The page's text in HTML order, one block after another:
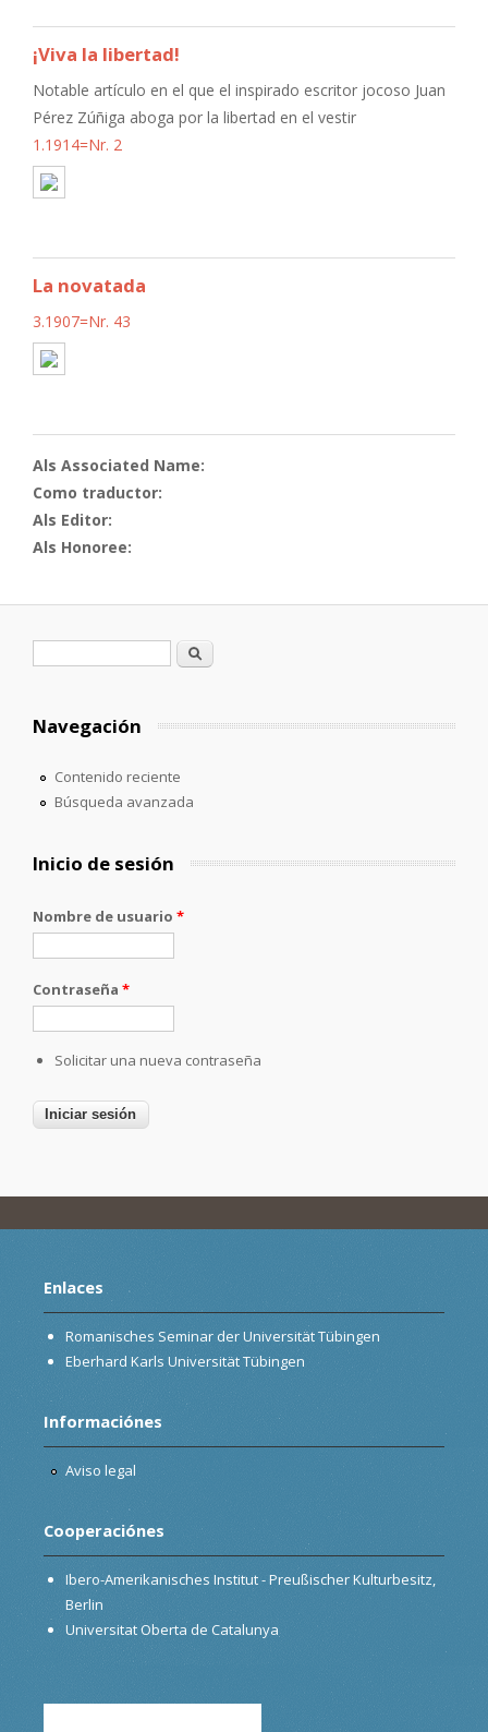
¡Viva la libertad!
Notable artículo en el que el inspirado escritor jocoso Juan
Pérez Zúñiga aboga por la libertad en el vestir
1.1914=Nr. 2
La novatada
3.1907=Nr. 43
Als Associated Name:
Como traductor:
Als Editor:
Als Honoree:
Formulario de búsqueda
Buscar
Navegación
Contenido reciente
Búsqueda avanzada
Inicio de sesión
Nombre de usuario *
Contraseña *
Solicitar una nueva contraseña
Enlaces
Romanisches Seminar der Universität Tübingen
Eberhard Karls Universität Tübingen
Informaciónes
Aviso legal
Cooperaciónes
Ibero-Amerikanisches Institut - Preußischer Kulturbesitz,
Berlin
Universitat Oberta de Catalunya